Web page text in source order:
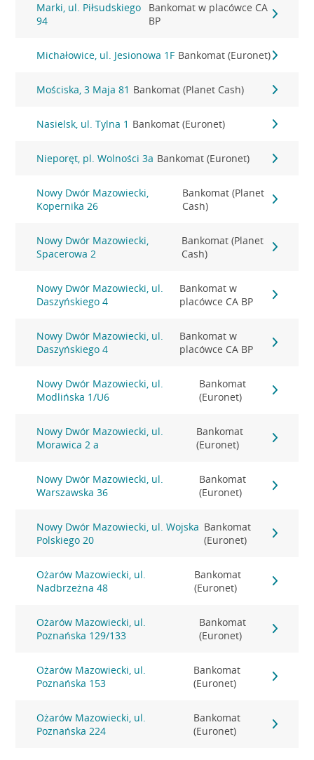
Marki, ul. Piłsudskiego
94
Bankomat w placówce CA
BP
Michałowice, ul. Jesionowa 1F Bankomat (Euronet)
Mościska, 3 Maja 81 Bankomat (Planet Cash)
Nasielsk, ul. Tylna 1 Bankomat (Euronet)
Nieporęt, pl. Wolności 3a Bankomat (Euronet)
Nowy Dwór Mazowiecki,
Kopernika 26
Bankomat (Planet
Cash)
Nowy Dwór Mazowiecki,
Spacerowa 2
Bankomat (Planet
Cash)
Nowy Dwór Mazowiecki, ul.
Daszyńskiego 4
Bankomat w
placówce CA BP
Nowy Dwór Mazowiecki, ul.
Daszyńskiego 4
Bankomat w
placówce CA BP
Nowy Dwór Mazowiecki, ul.
Modlińska 1/U6
Bankomat
(Euronet)
Nowy Dwór Mazowiecki, ul.
Morawica 2 a
Bankomat
(Euronet)
Nowy Dwór Mazowiecki, ul.
Warszawska 36
Bankomat
(Euronet)
Nowy Dwór Mazowiecki, ul. Wojska
Polskiego 20
Bankomat
(Euronet)
Ożarów Mazowiecki, ul.
Nadbrzeżna 48
Bankomat
(Euronet)
Ożarów Mazowiecki, ul.
Poznańska 129/133
Bankomat
(Euronet)
Ożarów Mazowiecki, ul.
Poznańska 153
Bankomat
(Euronet)
Ożarów Mazowiecki, ul.
Poznańska 224
Bankomat
(Euronet)